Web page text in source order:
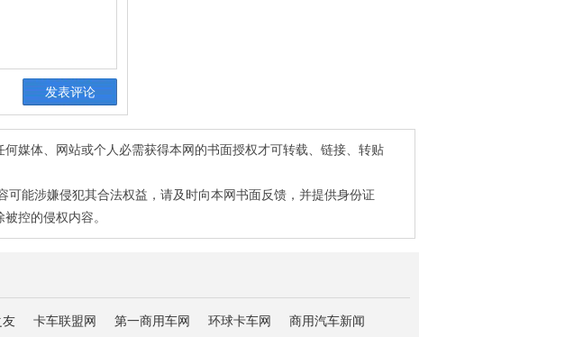
媒体、网站或个人必需获得本网的书面授权才可转载、链接、转贴
能涉嫌侵犯其合法权益，请及时向本网书面反馈，并提供身份证
控的侵权内容。
友 卡车联盟网 第一商用车网 环球卡车网 商用汽车新闻